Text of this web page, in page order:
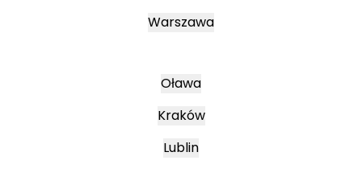
Warszawa
Oława
Kraków
Lublin